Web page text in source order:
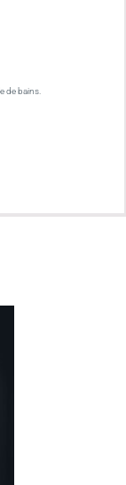
de bains.